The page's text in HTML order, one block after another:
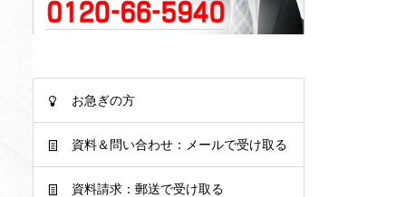
お急ぎの方
資料＆問い合わせ：メールで受け取る
資料請求：郵送で受け取る